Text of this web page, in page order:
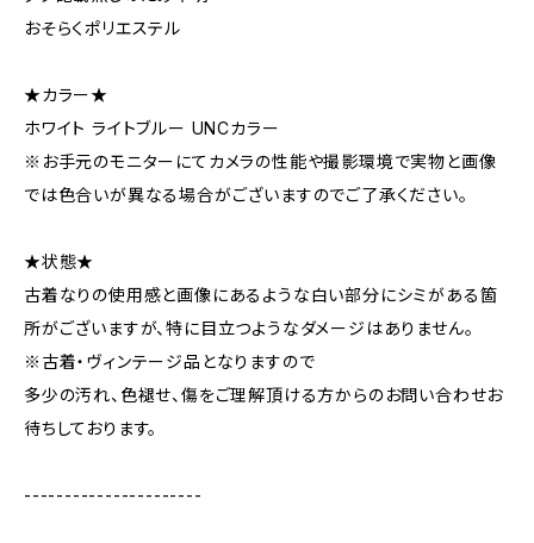
おそらくポリエステル
★カラー★
ホワイト ライトブルー UNCカラー
※お手元のモニターにてカメラの性能や撮影環境で実物と画像
では色合いが異なる場合がございますのでご了承ください。
★状態★
古着なりの使用感と画像にあるような白い部分にシミがある箇
所がございますが、特に目立つようなダメージはありません。
※古着・ヴィンテージ品となりますので
多少の汚れ、色褪せ、傷をご理解頂ける方からのお問い合わせお
待ちしております。
----------------------